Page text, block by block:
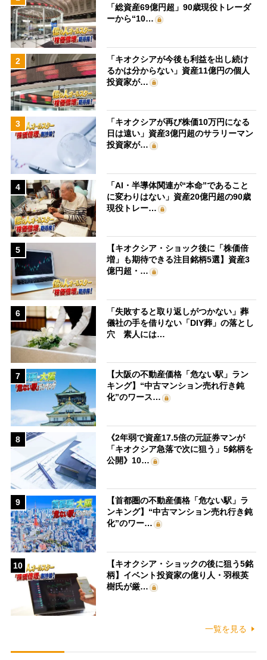
「総資産69億円超」90歳現役トレーダ
ーから“10…
2
「キオクシアが今後も利益を出し続け
るかは分からない」資産11億円の個人
投資家が…
3
「キオクシアが再び株価10万円になる
日は遠い」資産3億円超のサラリーマン
投資家が…
4
「AI・半導体関連が“本命”であること
に変わりはない」資産20億円超の90歳
現役トレー…
5
【キオクシア・ショック後に「株価倍
増」も期待できる注目銘柄5選】資産3
億円超・…
6
「失敗すると取り返しがつかない」葬
儀社の手を借りない「DIY葬」の落とし
穴 素人には…
7
【大阪の不動産価格「危ない駅」ラン
キング】“中古マンション売れ行き鈍
化”のワース…
8
《2年弱で資産17.5倍の元証券マンが
「キオクシア急落で次に狙う」5銘柄を
公開》10…
9
【首都圏の不動産価格「危ない駅」ラ
ンキング】“中古マンション売れ行き鈍
化”のワー…
10
【キオクシア・ショックの後に狙う5銘
柄】イベント投資家の億り人・羽根英
樹氏が厳…
一覧を見る